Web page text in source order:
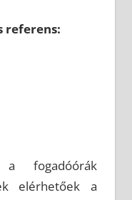
referens:
fogadóórák
elérhetőek a